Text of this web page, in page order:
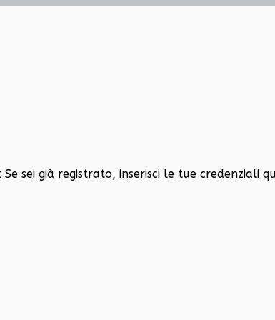
Se sei già registrato, inserisci le tue credenziali